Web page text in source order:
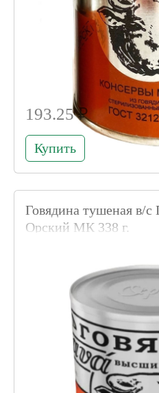
193.25 ₽
Купить
Говядина тушеная
Орский МК 338 г.